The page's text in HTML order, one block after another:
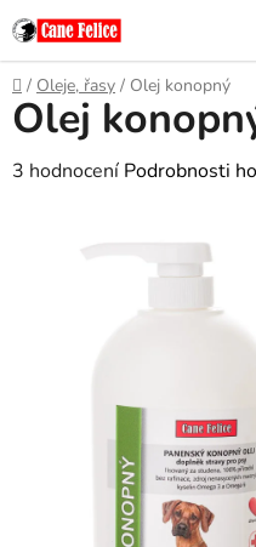
Přejít
na
obsah
Domů
/ Oleje, řasy / Olej konopný
Olej
Průměrné
3 hodnocení Podrobnosti